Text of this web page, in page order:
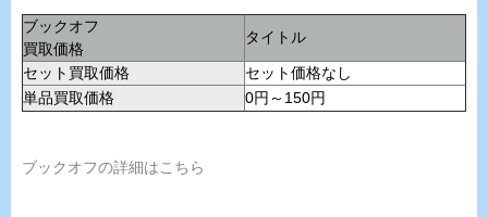
ブックオフ
買取価格
タイトル
セット買取価格
セット価格なし
単品買取価格
0円～150円
ブックオフの詳細はこちら